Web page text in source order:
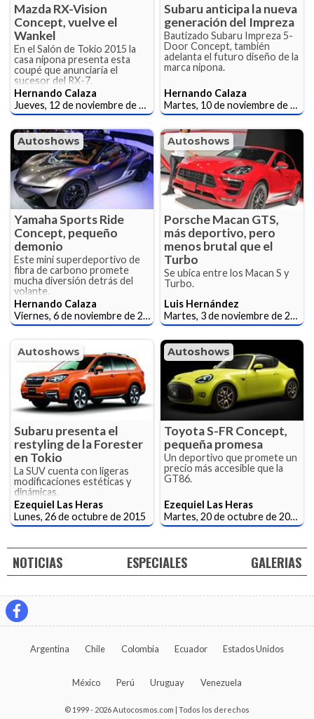
Mazda RX-Vision
Concept, vuelve el
Wankel
En el Salón de Tokio 2015 la
casa nipona presenta esta
coupé que anunciaría el
sucesor del RX-7.
Hernando Calaza
Jueves, 12 de noviembre de 2015
Subaru anticipa la nueva
generación del Impreza
Bautizado Subaru Impreza 5-
Door Concept, también
adelanta el futuro diseño de la
marca nipona.
Hernando Calaza
Martes, 10 de noviembre de 2015
Autoshows
Yamaha Sports Ride
Concept, pequeño
demonio
Este mini superdeportivo de
fibra de carbono promete
mucha diversión detrás del
volante.
Hernando Calaza
Viernes, 6 de noviembre de 2015
Autoshows
Porsche Macan GTS,
más deportivo, pero
menos brutal que el
Turbo
Se ubica entre los Macan S y
Turbo.
Luis Hernández
Martes, 3 de noviembre de 2015
Autoshows
Subaru presenta el
restyling de la Forester
en Tokio
La SUV cuenta con ligeras
modificaciones estéticas y
dinámicas.
Ezequiel Las Heras
Lunes, 26 de octubre de 2015
Autoshows
Toyota S-FR Concept,
pequeña promesa
Un deportivo que promete un
precio más accesible que la
GT86.
Ezequiel Las Heras
Martes, 20 de octubre de 2015
NOTICIAS ESPECIALES GALERIAS
Argentina Chile Colombia Ecuador Estados Unidos
México Perú Uruguay Venezuela
© 1999 - 2026 Autocosmos.com | Todos los derechos